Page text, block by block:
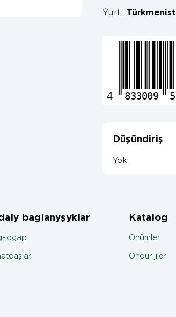
Ýurt:
4 833009
Düşündiriş
Yok
baglanyşyklar
jogap
Katalog
Önümler
Öndürijiler